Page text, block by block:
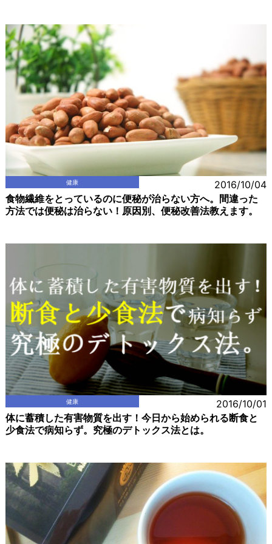
健康 2016/10/04
食物繊維をとっているのに便秘が治らない方へ。間違った
方法では便秘は治らない！原因別、便秘改善法教えます。
健康 2016/10/01
体に蓄積した有害物質を出す！今日から始められる断食と
少食法で病知らず。究極のデトックス法とは。